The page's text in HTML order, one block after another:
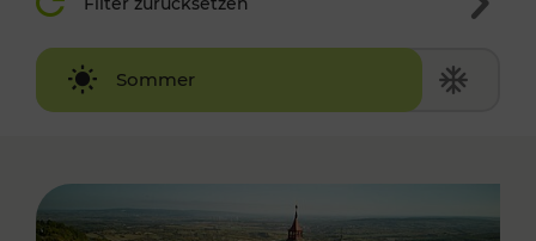
Sommer
Winter